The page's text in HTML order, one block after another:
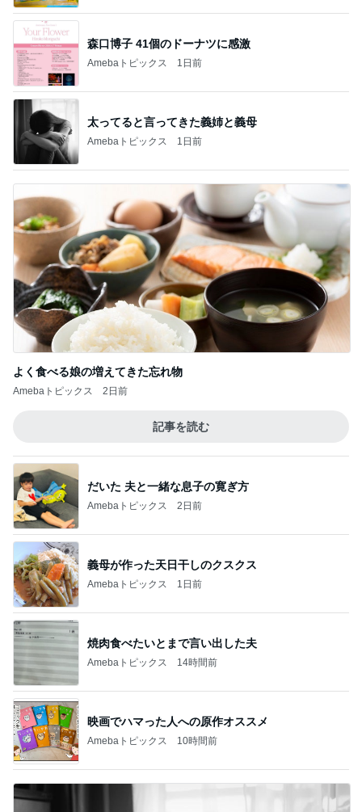
森口博子 41個のドーナツに感激
Amebaトピックス 1日前
太ってると言ってきた義姉と義母
Amebaトピックス 1日前
よく食べる娘の増えてきた忘れ物
Amebaトピックス 2日前
記事を読む
だいた 夫と一緒な息子の寛ぎ方
Amebaトピックス 2日前
義母が作った天日干しのクスクス
Amebaトピックス 1日前
焼肉食べたいとまで言い出した夫
Amebaトピックス 14時間前
映画でハマった人への原作オススメ
Amebaトピックス 10時間前